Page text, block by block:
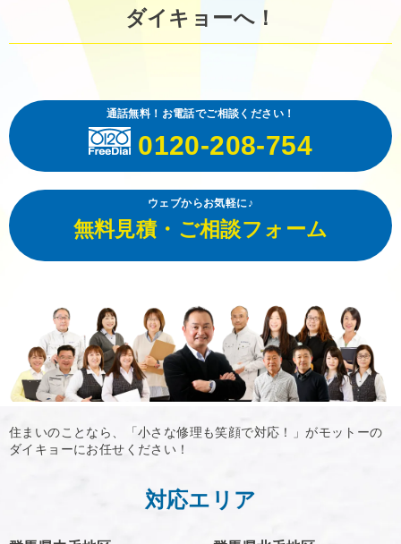
ダイキョーへ！
通話無料！お電話でご相談ください！
0120-208-754
ウェブからお気軽に♪
無料見積・ご相談フォーム
住まいのことなら、「小さな修理も笑顔で対応！」がモットーの
ダイキョーにお任せください！
対応エリア